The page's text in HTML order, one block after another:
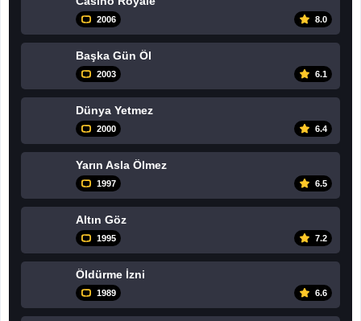
biridir ve Bond karakterinin popülerliğini artırmıştır. Filmde,
Bond'u canlandıran Sean Connery'nin performansı ve
Japonya'nın egzotik mekanları dikkat çekmektedir. Ayrıca, filmin
tema müziği de ünlüdür ve Bond serisinin en sevilen
müziklerinden biridir.
Filmizlex farkı ile 4K ve 1080P olarak izleyebilirsiniz. Filmizlex
farkı ile daha bir çok yerli ve yabancı filme ulaşabilrsiniz.
Filmizlex ailesi iyi seyirler diler...
2006 8.0
Başka Gün Öl
2003 6.1
Dünya Yetmez
2000 6.4
Yarın Asla Ölmez
1997 6.5
Altın Göz
1995 7.2
Öldürme İzni
1989 6.6